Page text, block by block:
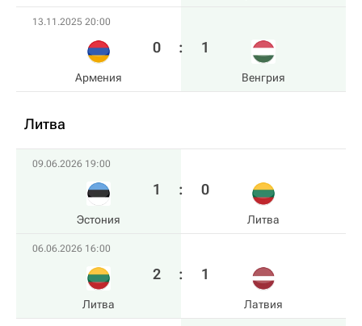
13.11.2025 20:00
Армения
0 : 1
Венгрия
Литва
09.06.2026 19:00
Эстония
1 : 0
Литва
06.06.2026 16:00
Литва
2 : 1
Латвия